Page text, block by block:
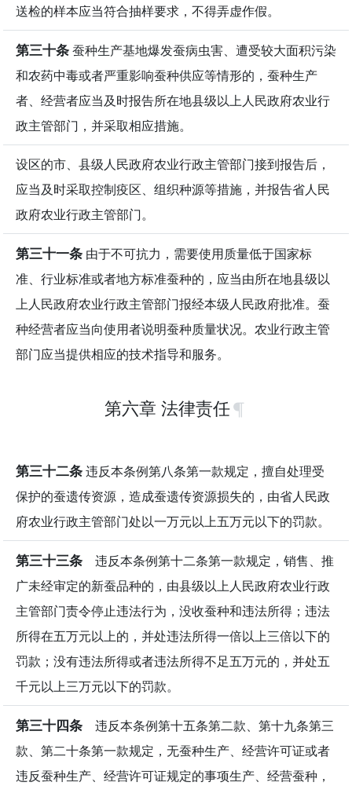
送检的样本应当符合抽样要求，不得弄虚作假。
第三十条蚕种生产基地爆发蚕病虫害、遭受较大面积污染
和农药中毒或者严重影响蚕种供应等情形的，蚕种生产
者、经营者应当及时报告所在地县级以上人民政府农业行
政主管部门，并采取相应措施。
设区的市、县级人民政府农业行政主管部门接到报告后，
应当及时采取控制疫区、组织种源等措施，并报告省人民
政府农业行政主管部门。
第三十一条 由于不可抗力，需要使用质量低于国家标
准、行业标准或者地方标准蚕种的，应当由所在地县级以
上人民政府农业行政主管部门报经本级人民政府批准。蚕
种经营者应当向使用者说明蚕种质量状况。农业行政主管
部门应当提供相应的技术指导和服务。
第六章 法律责任
第三十二条违反本条例第八条第一款规定，擅自处理受
保护的蚕遗传资源，造成蚕遗传资源损失的，由省人民政
府农业行政主管部门处以一万元以上五万元以下的罚款。
第三十三条 违反本条例第十二条第一款规定，销售、推
广未经审定的新蚕品种的，由县级以上人民政府农业行政
主管部门责令停止违法行为，没收蚕种和违法所得；违法
所得在五万元以上的，并处违法所得一倍以上三倍以下的
罚款；没有违法所得或者违法所得不足五万元的，并处五
千元以上三万元以下的罚款。
第三十四条 违反本条例第十五条第二款、第十九条第三
款、第二十条第一款规定，无蚕种生产、经营许可证或者
违反蚕种生产、经营许可证规定的事项生产、经营蚕种，